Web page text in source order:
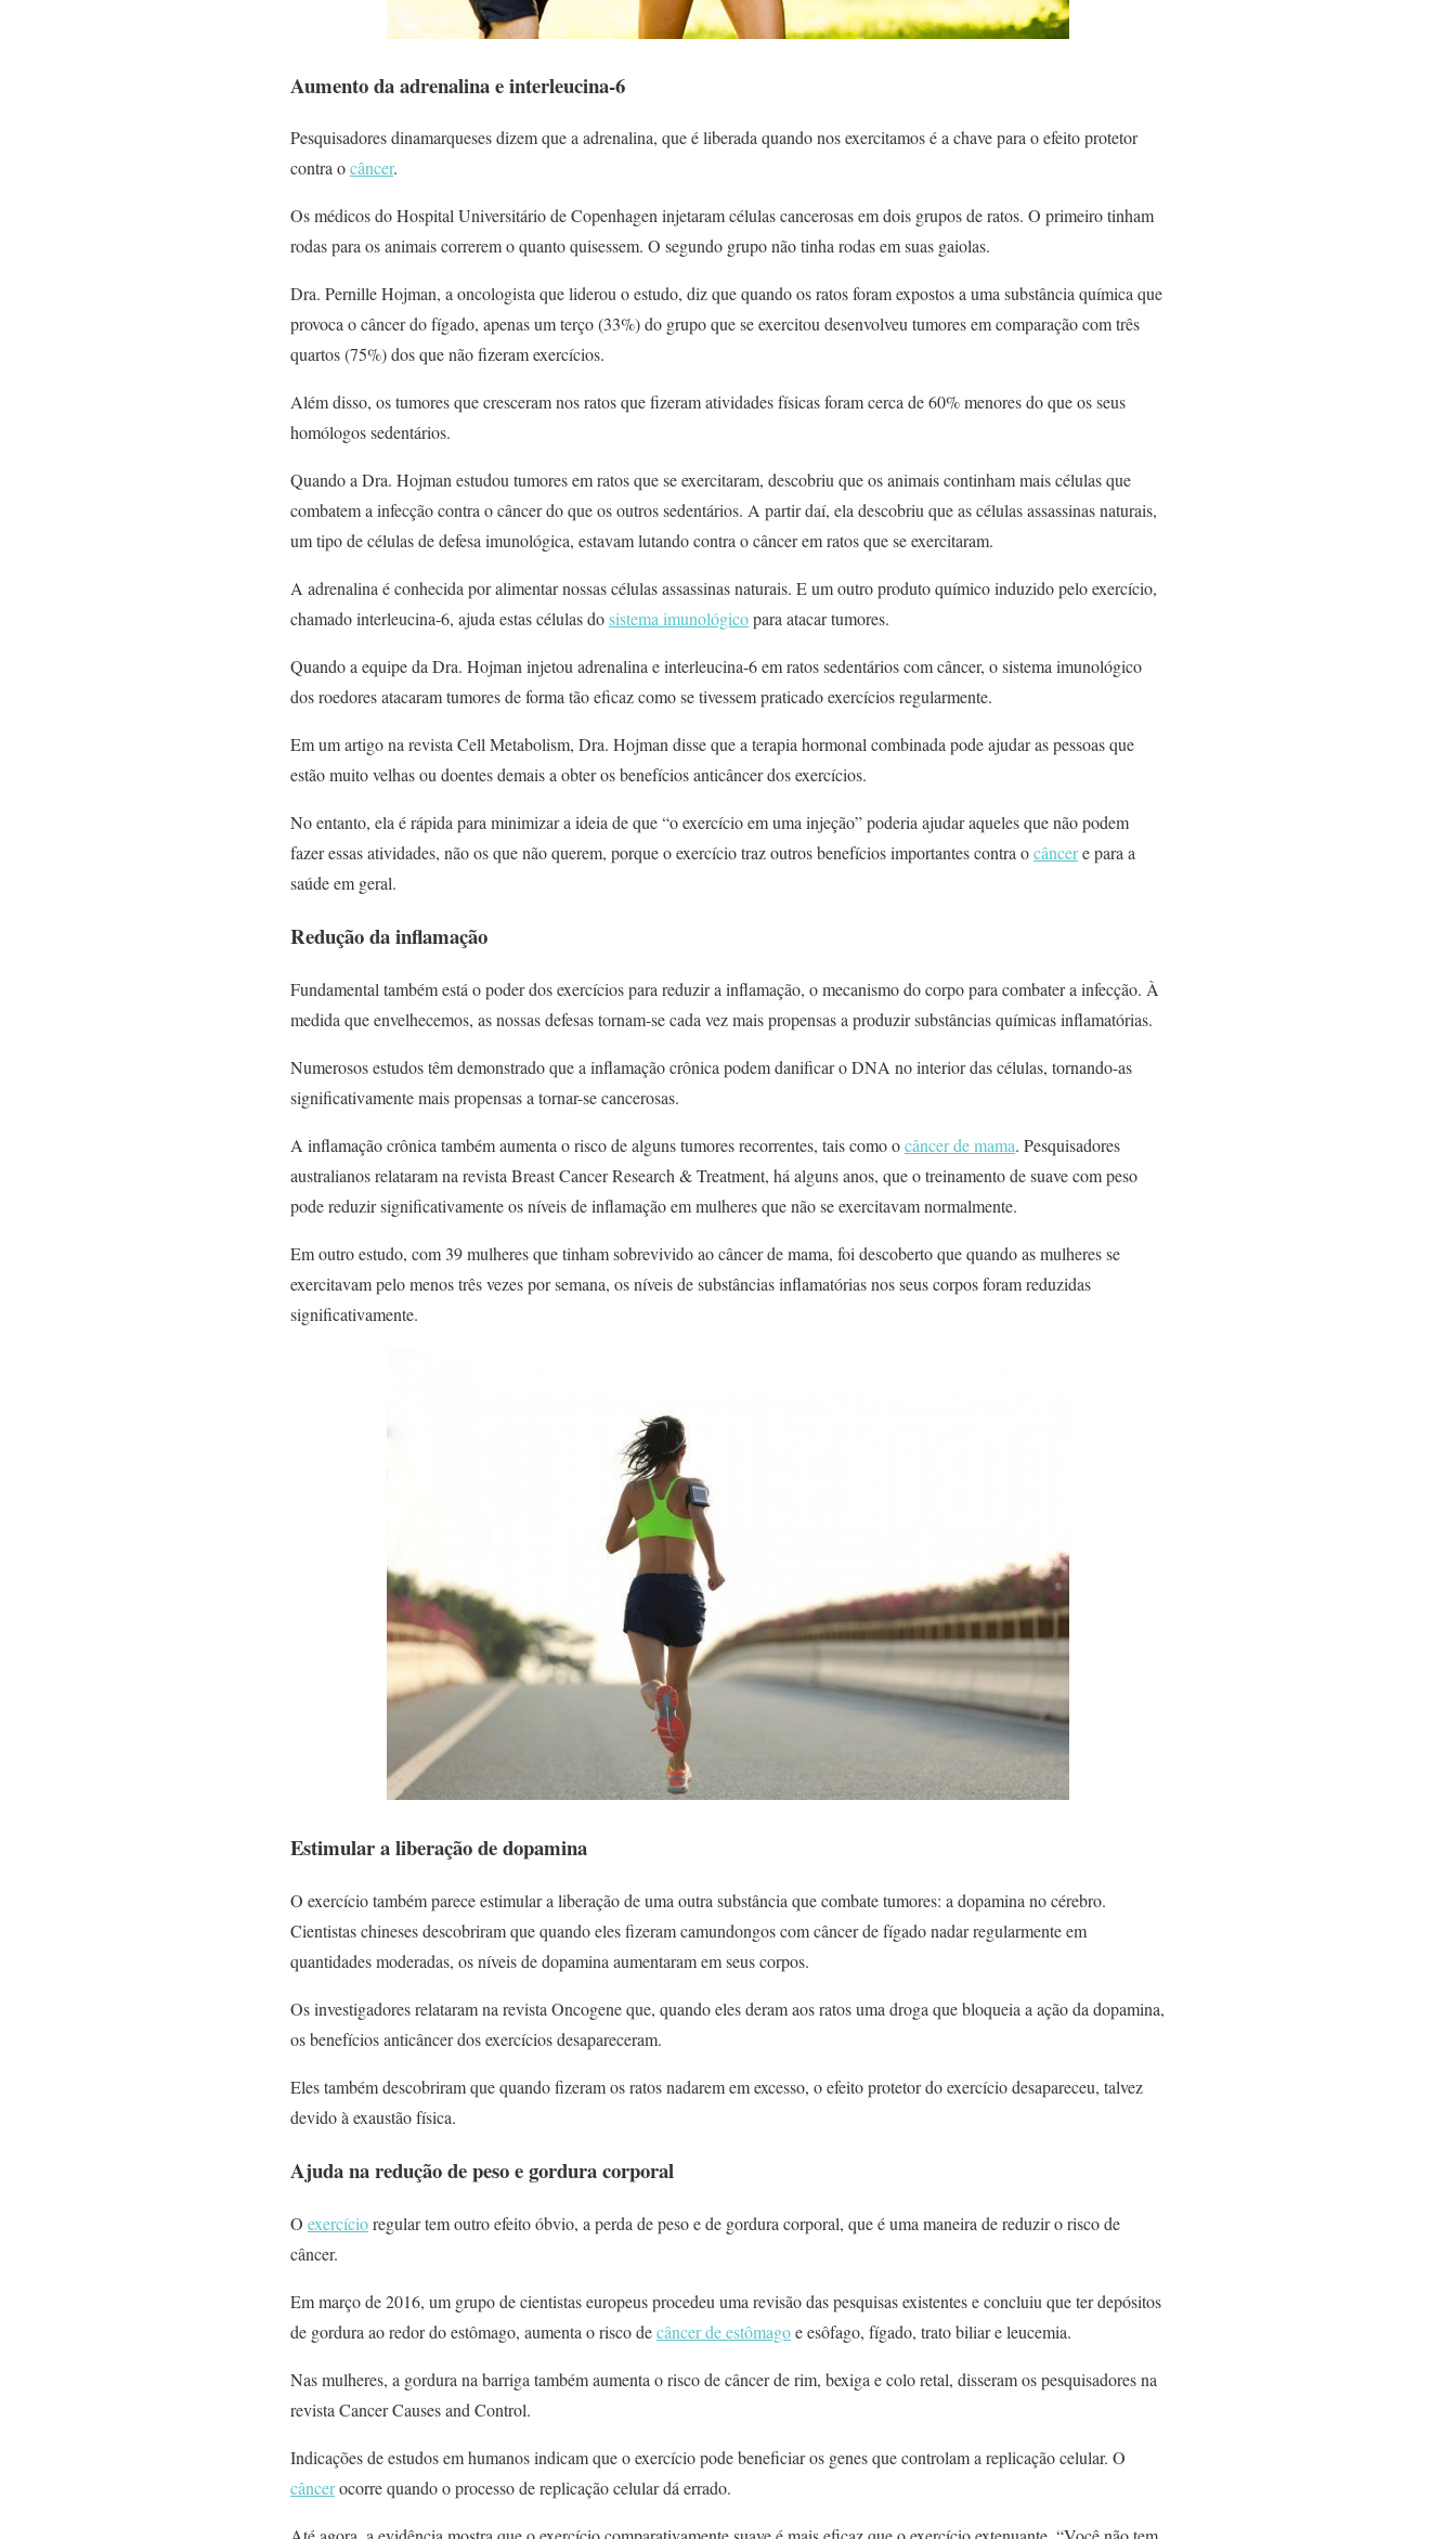
Aumento da adrenalina e interleucina-6
Pesquisadores dinamarqueses dizem que a adrenalina, que é liberada quando nos exercitamos é a chave para o efeito protetor
contra ocâncer.
Os médicos do Hospital Universitário de Copenhagen injetaram células cancerosas em dois grupos de ratos. O primeiro tinham
rodas para os animais correrem o quanto quisessem. O segundo grupo não tinha rodas em suas gaiolas.
Dra. Pernille Hojman, a oncologista que liderou o estudo, diz que quando os ratos foram expostos a uma substância química que
provoca o câncer do fígado, apenas um terço (33%) do grupo que se exercitou desenvolveu tumores em comparação com três
quartos (75%) dos que não fizeram exercícios.
Além disso, os tumores que cresceram nos ratos que fizeram atividades físicas foram cerca de 60% menores do que os seus
homólogos sedentários.
Quando a Dra. Hojman estudou tumores em ratos que se exercitaram, descobriu que os animais continham mais células que
combatem a infecção contra o câncer do que os outros sedentários. A partir daí, ela descobriu que as células assassinas naturais,
um tipo de células de defesa imunológica, estavam lutando contra o câncer em ratos que se exercitaram.
A adrenalina é conhecida por alimentar nossas células assassinas naturais. E um outro produto químico induzido pelo exercício,
chamado interleucina-6, ajuda estas células dosistema imunológicopara atacar tumores.
Quando a equipe da Dra. Hojman injetou adrenalina e interleucina-6 em ratos sedentários com câncer, o sistema imunológico
dos roedores atacaram tumores de forma tão eficaz como se tivessem praticado exercícios regularmente.
Em um artigo na revista Cell Metabolism, Dra. Hojman disse que a terapia hormonal combinada pode ajudar as pessoas que
estão muito velhas ou doentes demais a obter os benefícios anticâncer dos exercícios.
No entanto, ela é rápida para minimizar a ideia de que “o exercício em uma injeção” poderia ajudar aqueles que não podem
fazer essas atividades, não os que não querem, porque o exercício traz outros benefícios importantes contra ocâncere para a
saúde em geral.
Redução da inflamação
Fundamental também está o poder dos exercícios para reduzir a inflamação, o mecanismo do corpo para combater a infecção. À
medida que envelhecemos, as nossas defesas tornam-se cada vez mais propensas a produzir substâncias químicas inflamatórias.
Numerosos estudos têm demonstrado que a inflamação crônica podem danificar o DNA no interior das células, tornando-as
significativamente mais propensas a tornar-se cancerosas.
A inflamação crônica também aumenta o risco de alguns tumores recorrentes, tais como ocâncer de mama. Pesquisadores
australianos relataram na revista Breast Cancer Research & Treatment, há alguns anos, que o treinamento de suave com peso
pode reduzir significativamente os níveis de inflamação em mulheres que não se exercitavam normalmente.
Em outro estudo, com 39 mulheres que tinham sobrevivido ao câncer de mama, foi descoberto que quando as mulheres se
exercitavam pelo menos três vezes por semana, os níveis de substâncias inflamatórias nos seus corpos foram reduzidas
significativamente.
Estimular a liberação de dopamina
O exercício também parece estimular a liberação de uma outra substância que combate tumores: a dopamina no cérebro.
Cientistas chineses descobriram que quando eles fizeram camundongos com câncer de fígado nadar regularmente em
quantidades moderadas, os níveis de dopamina aumentaram em seus corpos.
Os investigadores relataram na revista Oncogene que, quando eles deram aos ratos uma droga que bloqueia a ação da dopamina,
os benefícios anticâncer dos exercícios desapareceram.
Eles também descobriram que quando fizeram os ratos nadarem em excesso, o efeito protetor do exercício desapareceu, talvez
devido à exaustão física.
Ajuda na redução de peso e gordura corporal
O exercícioregular tem outro efeito óbvio, a perda de peso e de gordura corporal, que é uma maneira de reduzir o risco de
câncer.
Em março de 2016, um grupo de cientistas europeus procedeu uma revisão das pesquisas existentes e concluiu que ter depósitos
de gordura ao redor do estômago, aumenta o risco decâncer de estômagoe esôfago, fígado, trato biliar e leucemia.
Nas mulheres, a gordura na barriga também aumenta o risco de câncer de rim, bexiga e colo retal, disseram os pesquisadores na
revista Cancer Causes and Control.
Indicações de estudos em humanos indicam que o exercício pode beneficiar os genes que controlam a replicação celular. O
câncerocorre quando o processo de replicação celular dá errado.